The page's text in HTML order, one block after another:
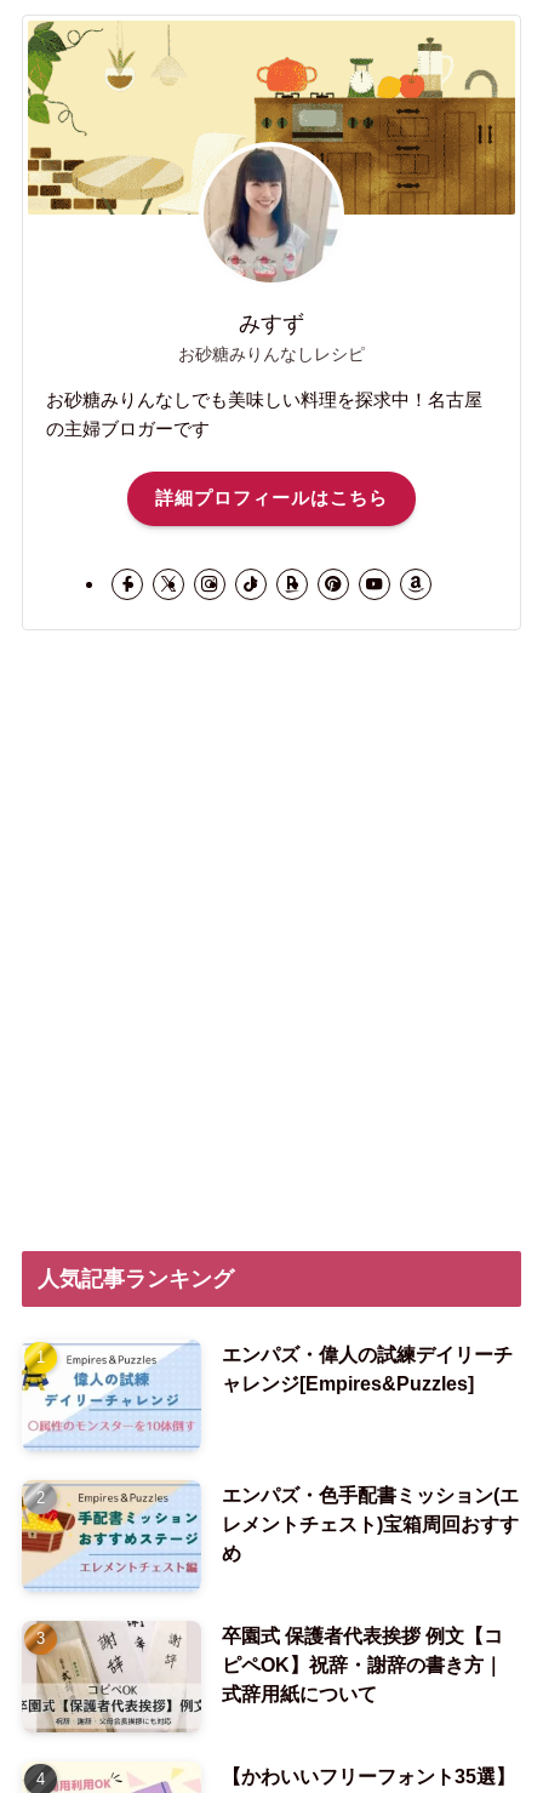
みすず
お砂糖みりんなしレシピ
お砂糖みりんなしでも美味しい料理を探求中！名古屋
の主婦ブロガーです
詳細プロフィールはこちら
人気記事ランキング
エンパズ・偉人の試練デイリーチ
ャレンジ[Empires&Puzzles]
エンパズ・色手配書ミッション(エ
レメントチェスト)宝箱周回おすす
め
卒園式 保護者代表挨拶 例文【コ
ピペOK】祝辞・謝辞の書き方｜
式辞用紙について
【かわいいフリーフォント35選】